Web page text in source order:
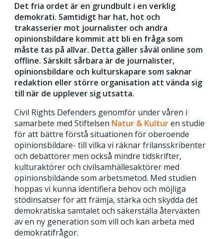
Det fria ordet är en grundbult i en verklig
demokrati. Samtidigt har hat, hot och
trakasserier mot journalister och andra
opinionsbildare kommit att bli en fråga som
måste tas på allvar. Detta gäller såväl online som
offline. Särskilt sårbara är de journalister,
opinionsbildare och kulturskapare som saknar
redaktion eller större organisation att vända sig
till när de upplever sig utsatta.
Civil Rights Defenders genomför under våren i
samarbete med Stiftelsen Natur & Kulturen studie
för att bättre förstå situationen för oberoende
opinionsbildare- till vilka vi räknar frilansskribenter
och debattörer men också mindre tidskrifter,
kulturaktörer och civilsamhällesaktörer med
opinionsbildande som arbetsmetod. Med studien
hoppas vi kunna identifiera behov och möjliga
stödinsatser för att främja, stärka och skydda det
demokratiska samtalet och säkerställa återväxten
av en ny generation som vill och kan arbeta med
demokratifrågor.